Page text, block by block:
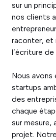
sur un
nos clients
raconter, et
l’écriture
Nous avons
startups
des
chaque
sur mesure,
projet.